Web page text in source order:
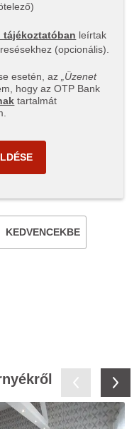
tájékoztatóban leírtak
(opcionális).
esetén, az
„Üzenet
hogy az OTP Bank
tartalmát
KEDVENCEKBE